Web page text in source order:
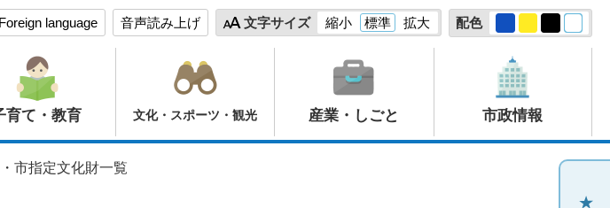
Foreign language 音声読み上げ 文字サイズ 縮小 標準 拡大 配色
育て・教育 文化・スポーツ・観光 産業・しごと 市政情報
市指定文化財一覧